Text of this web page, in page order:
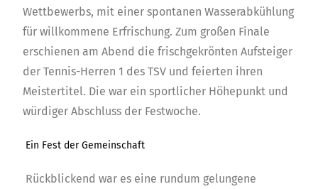
Wettbewerbs, mit einer spontanen Wasserabkühlung
für willkommene Erfrischung. Zum großen Finale
erschienen am Abend die frischgekrönten Aufsteiger
der Tennis-Herren 1 des TSV und feierten ihren
Meistertitel. Die war ein sportlicher Höhepunkt und
würdiger Abschluss der Festwoche.
Ein Fest der Gemeinschaft
Rückblickend war es eine rundum gelungene